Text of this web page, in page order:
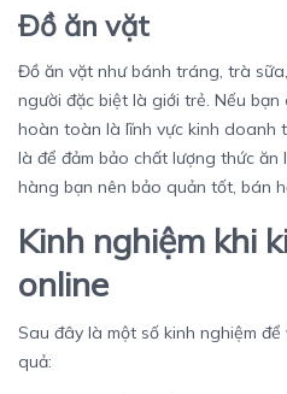
Đồ ăn vặt
Đồ ăn vặt như bánh tráng, trà
người đặc biệt là giới trẻ. Nếu
hoàn toàn là lĩnh vực kinh doanh
là để đảm bảo chất lượng thức
hàng bạn nên bảo quản tốt, bán
Kinh nghiệm khi
online
Sau đây là một số kinh nghiệm
quả: